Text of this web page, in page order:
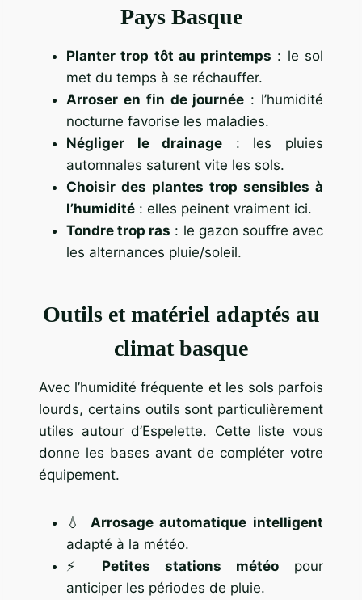
Pays Basque
Planter trop tôt au printemps : le sol
met du temps à se réchauffer.
Arroser en fin de journée : l’humidité
nocturne favorise les maladies.
Négliger le drainage : les pluies
automnales saturent vite les sols.
Choisir des plantes trop sensibles à
l’humidité : elles peinent vraiment ici.
Tondre trop ras : le gazon souffre avec
les alternances pluie/soleil.
Outils et matériel adaptés au
climat basque
Avec l’humidité fréquente et les sols parfois
lourds, certains outils sont particulièrement
utiles autour d’Espelette. Cette liste vous
donne les bases avant de compléter votre
équipement.
💧 Arrosage automatique intelligent
adapté à la météo.
⚡ Petites stations météo pour
anticiper les périodes de pluie.